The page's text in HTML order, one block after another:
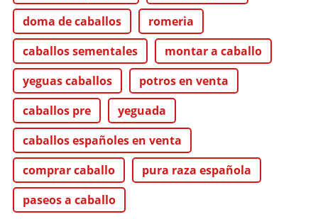
doma de caballos
romeria
caballos sementales
montar a caballo
yeguas caballos
potros en venta
caballos pre
yeguada
caballos españoles en venta
comprar caballo
pura raza española
paseos a caballo